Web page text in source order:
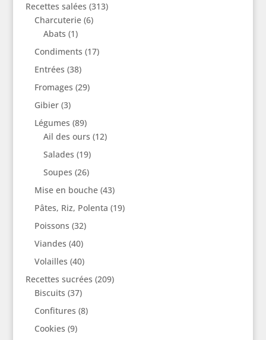
Recettes salées (313)
Charcuterie(6)
Abats (1)
Condiments (17)
Entrées (38)
Fromages (29)
Gibier(3)
Légumes (89)
Ail des ours (12)
Salades (19)
Soupes (26)
Mise en bouche(43)
Pâtes, Riz, Polenta (19)
Poissons (32)
Viandes (40)
Volailles (40)
Recettes sucrées (209)
Biscuits (37)
Confitures (8)
Cookies (9)